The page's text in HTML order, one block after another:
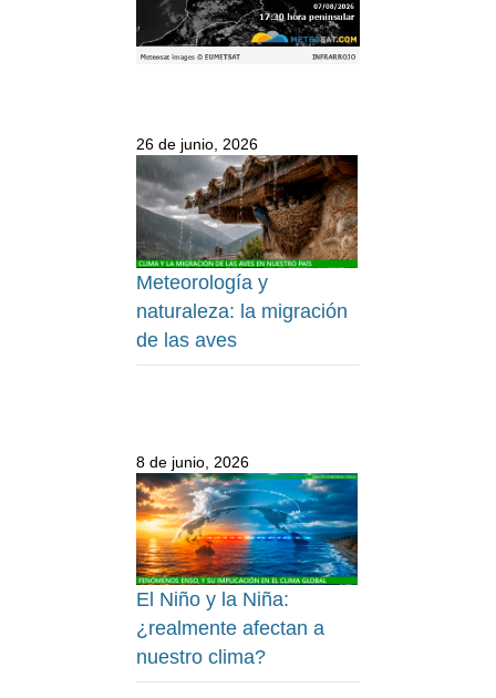
26 de junio, 2026
Meteorología y
naturaleza: la migración
de las aves
8 de junio, 2026
El Niño y la Niña:
¿realmente afectan a
nuestro clima?